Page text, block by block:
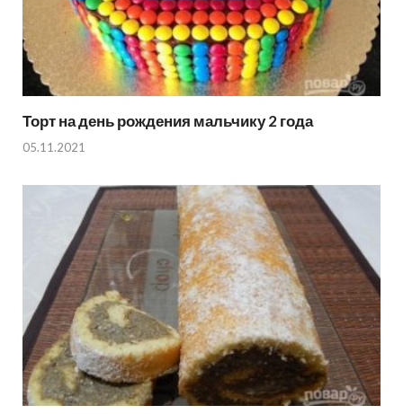
Торт на день рождения мальчику 2 года
05.11.2021